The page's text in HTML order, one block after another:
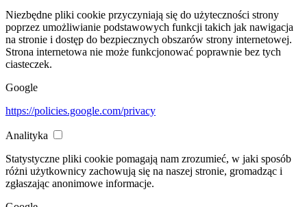
Niezbędne pliki cookie przyczyniają się do użyteczności strony
poprzez umożliwianie podstawowych funkcji takich jak nawigacja
na stronie i dostęp do bezpiecznych obszarów strony internetowej.
Strona internetowa nie może funkcjonować poprawnie bez tych
ciasteczek.
Google
https://policies.google.com/privacy
Analityka
Statystyczne pliki cookie pomagają nam zrozumieć, w jaki sposób
różni użytkownicy zachowują się na naszej stronie, gromadząc i
zgłaszając anonimowe informacje.